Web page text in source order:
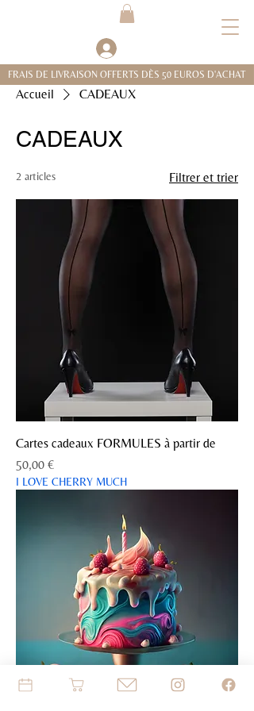
FRAIS DE LIVRAISON OFFERTS DÈS 50 EUROS D'ACHAT
Accueil CADEAUX
CADEAUX
2 articles Filtrer et trier
Cartes cadeaux FORMULES à partir de
Prix
50,00 €
I LOVE CHERRY MUCH